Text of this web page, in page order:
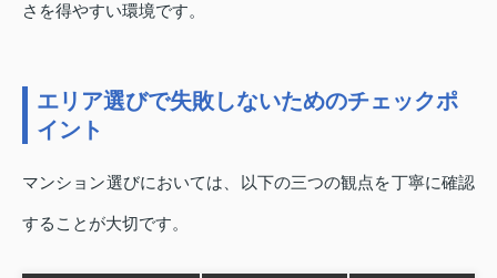
さを得やすい環境です。
エリア選びで失敗しないためのチェックポ
イント
マンション選びにおいては、以下の三つの観点を丁寧に確認
することが大切です。